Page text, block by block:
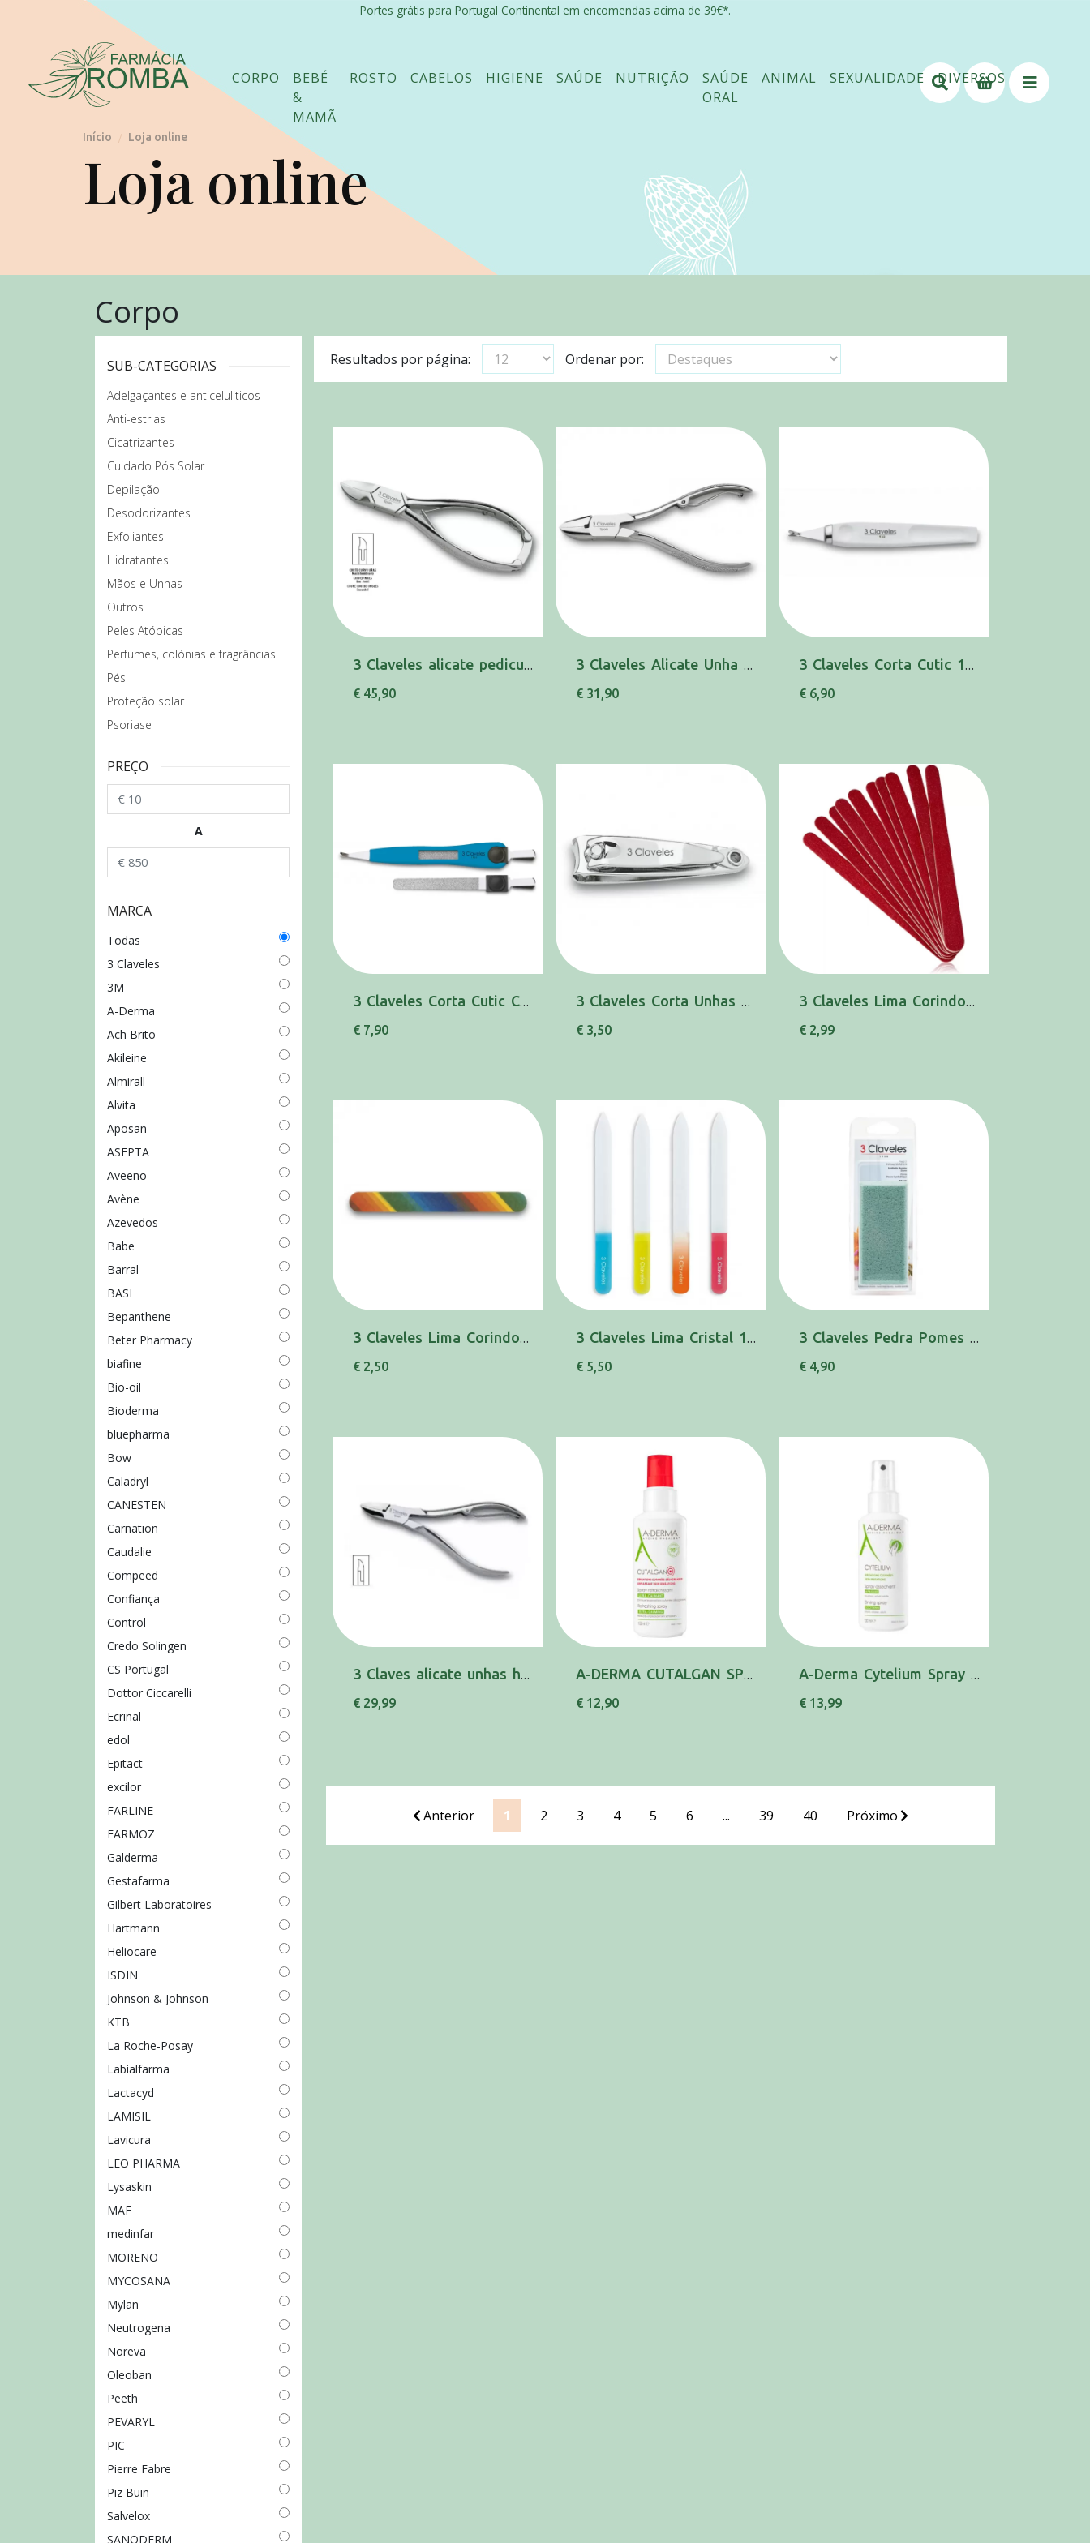
Portes grátis para Portugal Continental em encomendas acima de 39€*.
CORPO
BEBÉ
&
MAMÃ
ROSTO CABELOS HIGIENE SAÚDE NUTRIÇÃO
SAÚDE
ORAL
ANIMAL SEXUALIDADE DIVERSOS
Início / Loja online
Loja online
Corpo
SUB-CATEGORIAS
Adelgaçantes e anticeluliticos
Anti-estrias
Cicatrizantes
Cuidado Pós Solar
Depilação
Desodorizantes
Exfoliantes
Hidratantes
Mãos e Unhas
Outros
Peles Atópicas
Perfumes, colónias e fragrâncias
Pés
Proteção solar
Psoriase
PREÇO
A
MARCA
Todas
3 Claveles
3M
A-Derma
Ach Brito
Akileine
Almirall
Alvita
Aposan
ASEPTA
Aveeno
Avène
Azevedos
Babe
Barral
BASI
Bepanthene
Beter Pharmacy
biafine
Bio-oil
Bioderma
bluepharma
Bow
Caladryl
CANESTEN
Carnation
Caudalie
Compeed
Confiança
Control
Credo Solingen
CS Portugal
Dottor Ciccarelli
Ecrinal
edol
Epitact
excilor
FARLINE
FARMOZ
Galderma
Gestafarma
Gilbert Laboratoires
Hartmann
Heliocare
ISDIN
Johnson & Johnson
KTB
La Roche-Posay
Labialfarma
Lactacyd
LAMISIL
Lavicura
LEO PHARMA
Lysaskin
MAF
medinfar
MORENO
MYCOSANA
Mylan
Neutrogena
Noreva
Oleoban
Peeth
PEVARYL
PIC
Pierre Fabre
Piz Buin
Salvelox
SANODERM
Resultados por página: Ordenar por:
3 Claveles alicate pedicure 14.5cm 80064
€ 45,90
3 Claveles Alicate Unha 10cm 80060
€ 31,90
3 Claveles Corta Cutic 10cm 80206
€ 6,90
3 Claveles Corta Cutic C/Lima 12,5cm 80205
€ 7,90
3 Claveles Corta Unhas 6cm 80250
€ 3,50
3 Claveles Lima Corindon 18cm X10 80181
€ 2,99
3 Claveles Lima Corindon18cm Multic 80214
€ 2,50
3 Claveles Lima Cristal 14cm 80218
€ 5,50
3 Claveles Pedra Pomes 12cm 80235
€ 4,90
3 Claves alicate unhas homem 12Cm 80061
€ 29,99
A-DERMA CUTALGAN SPRAY REFRESC CALM 100ML
€ 12,90
A-Derma Cytelium Spray 100ml
€ 13,99
Anterior 1 2 3 4 5 6 ... 39 40 Próximo